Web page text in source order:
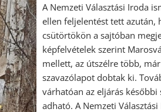
A Nemzeti Választási Iroda
ellen feljelentést tett azután,
csütörtökön a sajtóban
képfelvételek szerint
mellett, az útszélre több,
szavazólapot dobtak ki.
várhatóan az eljárás későbbi
adható. A Nemzeti Választási